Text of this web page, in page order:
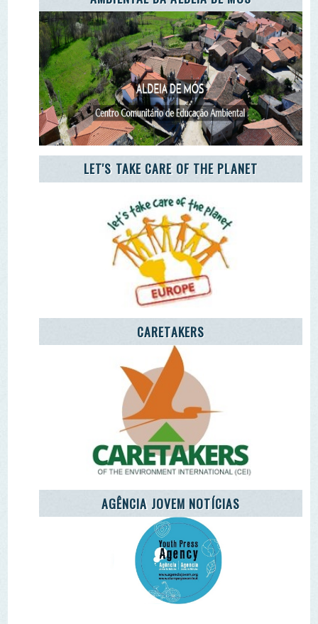
CARETAKERS
AGÊNCIA JOVEM NOTÍCIAS
Remover Email (RGPD)
Termos de Uso | Privacidade | Litígio Consumo
Livro de Reclamações Eletronico
Ao aceder a outras paginas deste site sao usados cookies e
recolha dados. Ao aceder ao site consente o uso dos
mesmo sob o RGPD. Sim.